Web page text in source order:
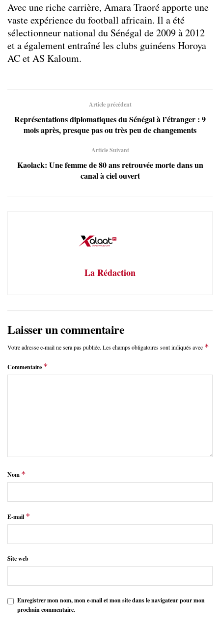
Avec une riche carrière, Amara Traoré apporte une
vaste expérience du football africain. Il a été
sélectionneur national du Sénégal de 2009 à 2012
et a également entraîné les clubs guinéens Horoya
AC et AS Kaloum.
Article précédent
Représentations diplomatiques du Sénégal à l’étranger : 9
mois après, presque pas ou très peu de changements
Article Suivant
Kaolack: Une femme de 80 ans retrouvée morte dans un
canal à ciel ouvert
La Rédaction
Laisser un commentaire
Votre adresse e-mail ne sera pas publiée. Les champs obligatoires sont indiqués avec *
Commentaire *
Nom *
E-mail *
Site web
Enregistrer mon nom, mon e-mail et mon site dans le navigateur pour mon
prochain commentaire.